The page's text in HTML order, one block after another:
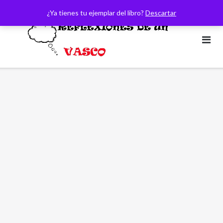
¿Ya tienes tu ejemplar del libro? Descartar
contenido